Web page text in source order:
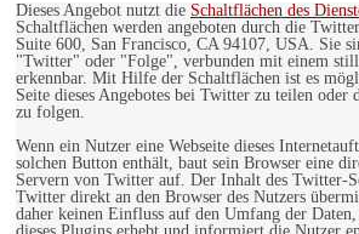
Dieses Angebot nutzt die Schaltflächen des
Schaltflächen werden angeboten durch die
Suite 600, San Francisco, CA 94107, USA. Sie
"Twitter" oder "Folge", verbunden mit einem
erkennbar. Mit Hilfe der Schaltflächen ist es
Seite dieses Angebotes bei Twitter zu teilen
zu folgen.
Wenn ein Nutzer eine Webseite dieses
solchen Button enthält, baut sein Browser eine
Servern von Twitter auf. Der Inhalt des Twitter-
Twitter direkt an den Browser des Nutzers
daher keinen Einfluss auf den Umfang der